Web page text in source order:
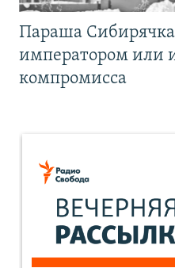
Параша
императором или
компромисса